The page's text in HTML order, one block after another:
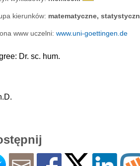
kierunków: matematyczne,
www uczelni: www.uni-goettingen.de
Dr. sc. hum.